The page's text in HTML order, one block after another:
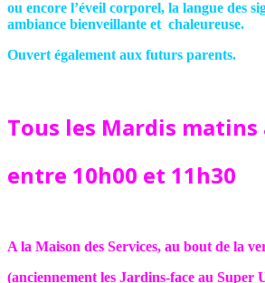
ou encore l’éveil corporel, la langue des
ambiance bienveillante et chaleureuse.
Ouvert également aux futurs parents.
Tous les Mardis matins
entre 10h00 et 11h30
A la Maison des Services, au bout de la
(anciennement les Jardins-face au Super